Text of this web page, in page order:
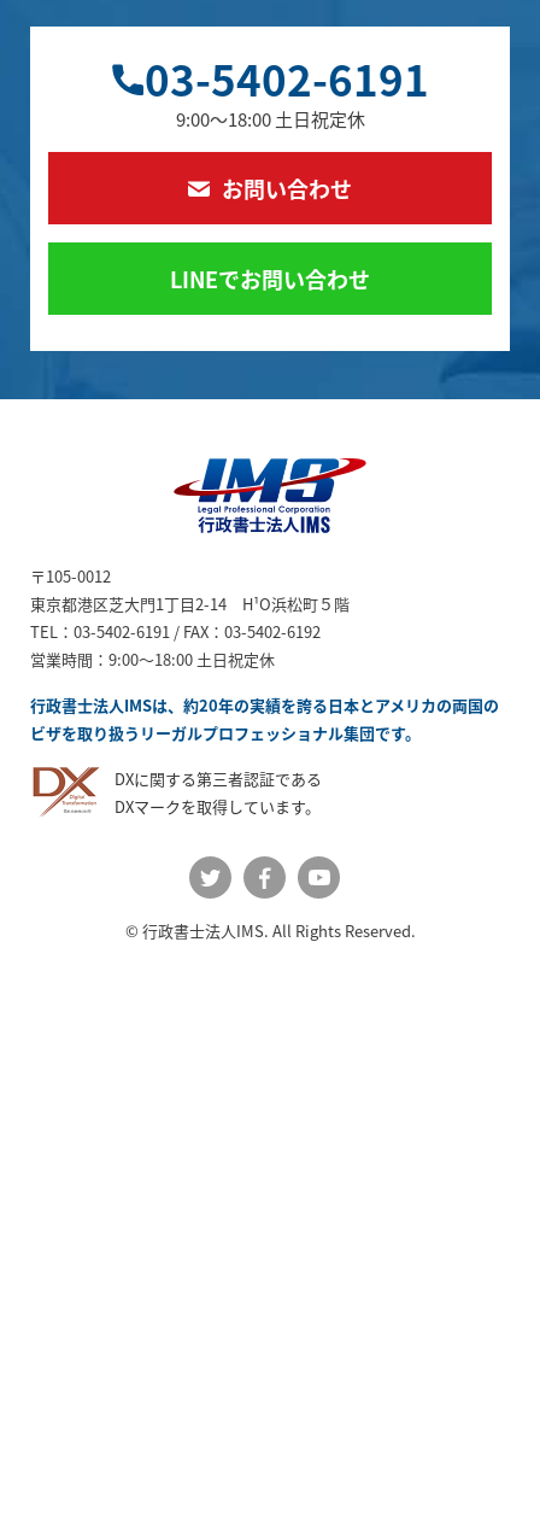
03-5402-6191
9:00～18:00 土日祝定休
お問い合わせ
LINEでお問い合わせ
書士法人IMS】
〒105-0012
東京都港区芝大門1丁目2-14 H¹O浜松町５階
TEL：03-5402-6191 / FAX：03-5402-6192
営業時間：9:00～18:00 土日祝定休
行政書士法人IMSは、約20年の実績を誇る日本とアメリカの両国の
ビザを取り扱うリーガルプロフェッショナル集団です。
DXに関する第三者認証である
DXマークを取得しています。
Twit
YouT
© 行政書士法人IMS. All Rights Reserved.